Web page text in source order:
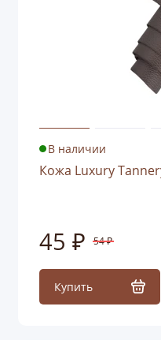
В наличии
Кожа Luxury
45 ₽ 54 ₽
Купить